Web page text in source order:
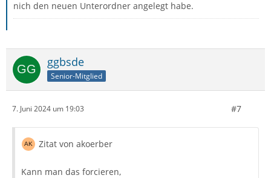
nich den neuen Unterordner angelegt habe.
ggbsde
Senior-Mitglied
7. Juni 2024 um 19:03 #7
Zitat von akoerber
Kann man das forcieren,